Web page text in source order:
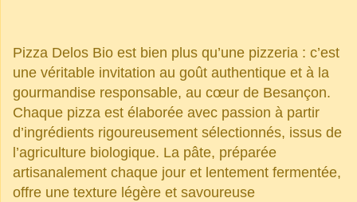
Pizza Delos Bio est bien plus qu’une pizzeria : c’est
une véritable invitation au goût authentique et à la
gourmandise responsable, au cœur de Besançon.
Chaque pizza est élaborée avec passion à partir
d’ingrédients rigoureusement sélectionnés, issus de
l’agriculture biologique. La pâte, préparée
artisanalement chaque jour et lentement fermentée,
offre une texture légère et savoureuse